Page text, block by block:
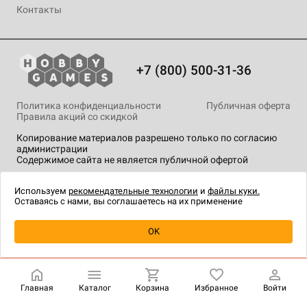
Уведомить о наличии
Контакты
+7 (800) 500-31-36
Копирование материалов разрешено только по согласию
администрации
Содержимое сайта не является публичной офертой
Политика конфиденциальности
Публичная оферта
Правила акций со скидкой
технологии.
Главная Каталог Корзина Избранное Войти
Используем рекомендательные технологии и файлы куки.
Оставаясь с нами, вы соглашаетесь на их применение
OK